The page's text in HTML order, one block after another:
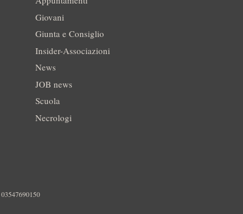
Giovani
Giunta e Consiglio
Insider-Associazioni
News
JOB news
Scuola
Necrologi